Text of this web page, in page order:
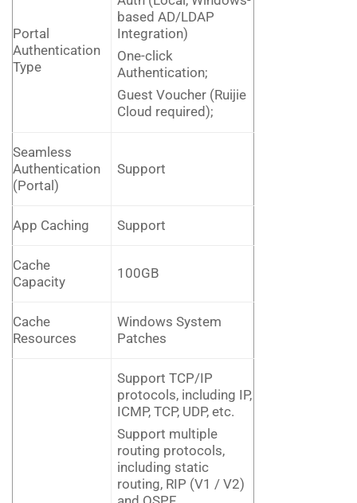
Portal
Authentication
Type
based AD/LDAP
Integration)
One-click
Authentication;
Guest Voucher (Ruijie
Cloud required);
Seamless
Authentication
(Portal)
Support
App Caching Support
Cache
Capacity
100GB
Cache
Resources
Windows System
Patches
Support TCP/IP
protocols, including IP,
ICMP, TCP, UDP, etc.
Support multiple
routing protocols,
including static
routing, RIP (V1 / V2)